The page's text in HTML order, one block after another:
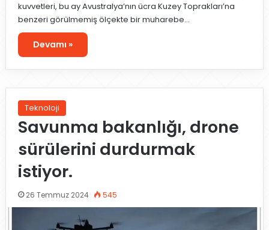
kuvvetleri, bu ay Avustralya’nın ücra Kuzey Toprakları’na
benzeri görülmemiş ölçekte bir muharebe…
Devamı »
Teknoloji
Savunma bakanlığı, drone
sürülerini durdurmak
istiyor.
26 Temmuz 2024 545